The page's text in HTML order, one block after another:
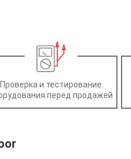
Проверка и тестирование
перед продажей